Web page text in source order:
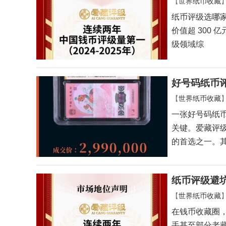
纸币评级选哪
价值超 300 亿
级领域综
好号码纸币
【世界纸币收藏
一张好号码纸
关键。爱藏评
的首选之一。
纸币评级避
【世界纸币收藏
在钱币收藏圈